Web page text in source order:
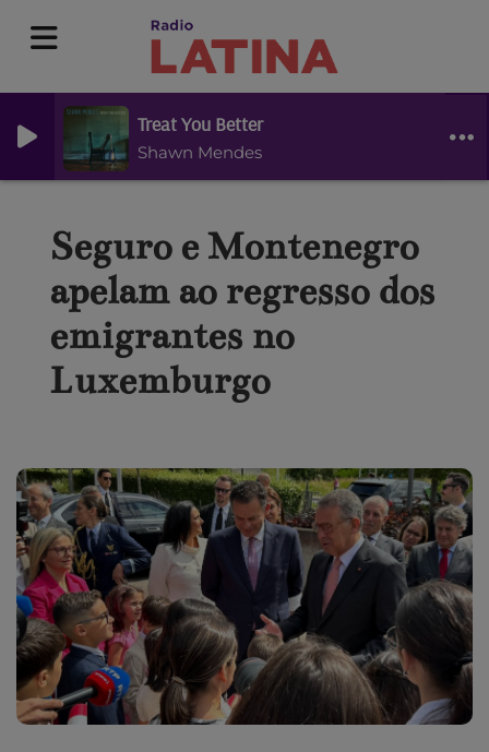
Treat You Better
Shawn Mendes
Seguro e Montenegro
apelam ao regresso dos
emigrantes no
Luxemburgo